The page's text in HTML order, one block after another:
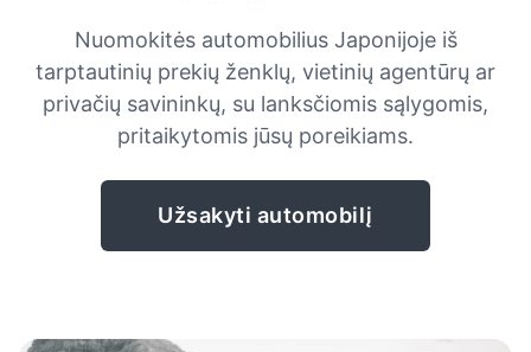
Nuomokitės automobilius Japonijoje iš
tarptautinių prekių ženklų, vietinių agentūrų ar
privačių savininkų, su lanksčiomis sąlygomis,
pritaikytomis jūsų poreikiams.
Užsakyti automobilį